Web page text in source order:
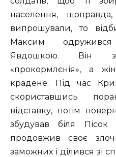
населення,
випрошували, то
Максим
Явдошкою. Він
«прокормлєнія», а
крадене. Під час
скориставшись
відставку, потім
збудував біля Пісок
продовжив своє
заможних і ділився зі